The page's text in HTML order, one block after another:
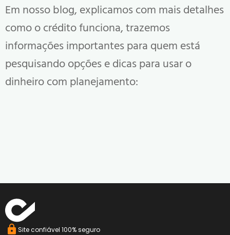
Em nosso blog, explicamos com mais detalhes
como o crédito funciona, trazemos
informações importantes para quem está
pesquisando opções e dicas para usar o
dinheiro com planejamento:
Site confiável 100% seguro